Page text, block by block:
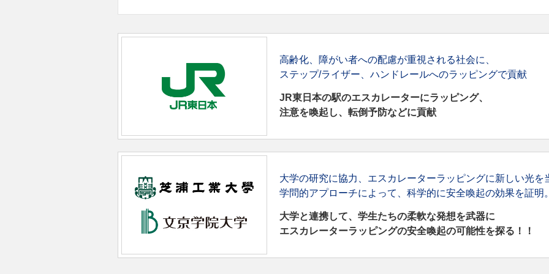
高齢化、障がい者への配慮が重視される社会に、
ステップ/ライザー、ハンドレールへのラッピングで貢献
JR東日本の駅のエスカレーターにラッピング、
注意を喚起し、転倒予防などに貢献
大学の研究に協力、エスカレーターラッピングに新しい光を
学問的アプローチによって、科学的に安全喚起の効果を証明。
大学と連携して、学生たちの柔軟な発想を武器に
エスカレーターラッピングの安全喚起の可能性を探る！！